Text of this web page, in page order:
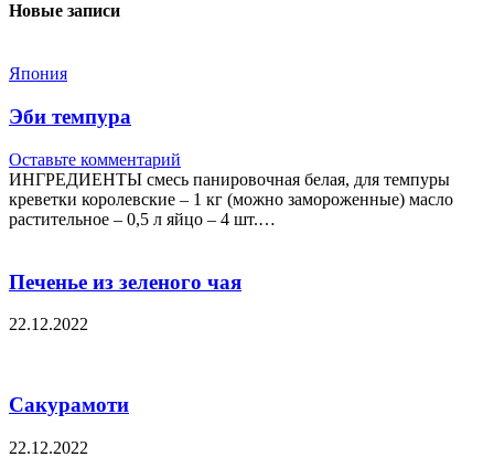
Новые записи
Япония
Эби темпура
Оставьте комментарий
ИНГРЕДИЕНТЫ смесь панировочная белая, для темпуры
креветки королевские – 1 кг (можно замороженные) масло
растительное – 0,5 л яйцо – 4 шт.…
Печенье из зеленого чая
22.12.2022
Сакурамоти
22.12.2022